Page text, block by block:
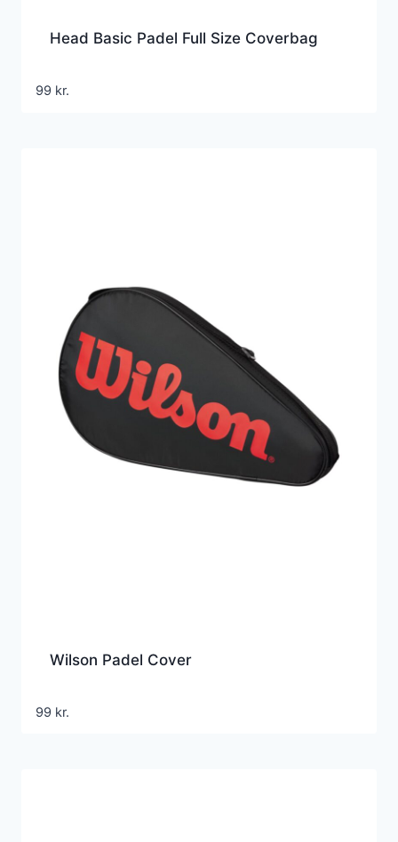
Head Basic Padel Full Size Coverbag
99 kr.
Wilson Padel Cover
99 kr.